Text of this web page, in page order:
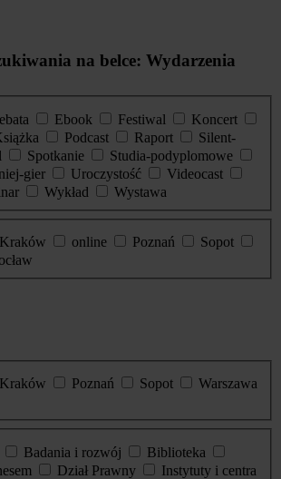
na belce: Wydarzenia
Ebook Festiwal
Koncert
Podcast Raport
Silent-
Spotkanie
Studia-podyplomowe
gier Uroczystość
Videocast
Wykład
Wystawa
Kraków online Poznań
Sopot
Kraków Poznań Sopot
Warszawa
Badania i rozwój
Biblioteka
Dział Prawny
Instytuty i centra